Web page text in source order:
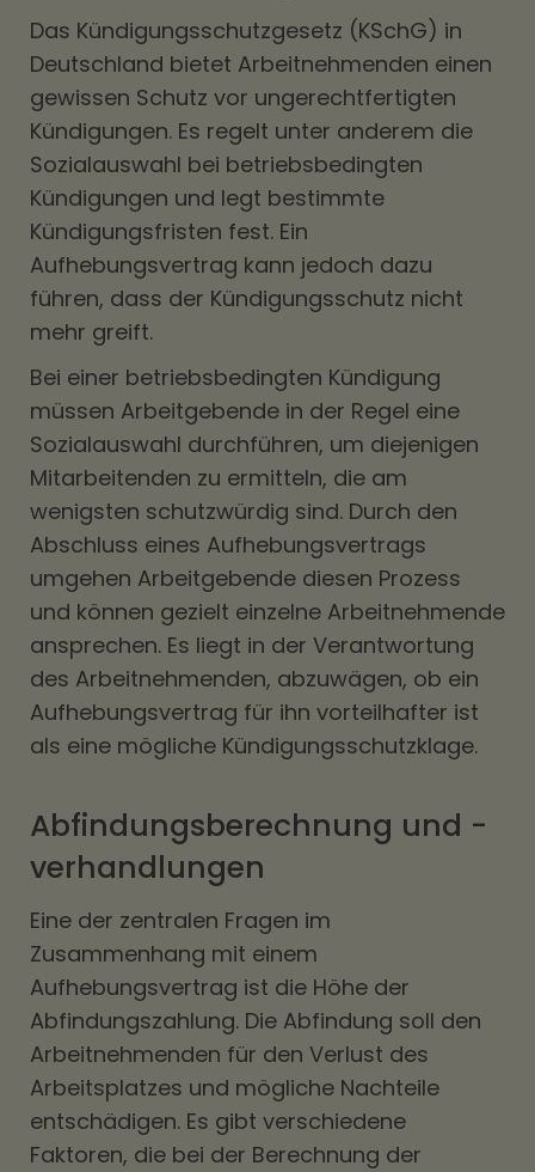
Das Kündigungsschutzgesetz (KSchG) in
Deutschland bietet Arbeitnehmenden einen
gewissen Schutz vor ungerechtfertigten
Kündigungen. Es regelt unter anderem die
Sozialauswahl bei betriebsbedingten
Kündigungen und legt bestimmte
Kündigungsfristen fest. Ein
Aufhebungsvertrag kann jedoch dazu
führen, dass der Kündigungsschutz nicht
mehr greift.
Bei einer betriebsbedingten Kündigung
müssen Arbeitgebende in der Regel eine
Sozialauswahl durchführen, um diejenigen
Mitarbeitenden zu ermitteln, die am
wenigsten schutzwürdig sind. Durch den
Abschluss eines Aufhebungsvertrags
umgehen Arbeitgebende diesen Prozess
und können gezielt einzelne Arbeitnehmende
ansprechen. Es liegt in der Verantwortung
des Arbeitnehmenden, abzuwägen, ob ein
Aufhebungsvertrag für ihn vorteilhafter ist
als eine mögliche Kündigungsschutzklage.
Abfindungsberechnung und -
verhandlungen
Eine der zentralen Fragen im
Zusammenhang mit einem
Aufhebungsvertrag ist die Höhe der
Abfindungszahlung. Die Abfindung soll den
Arbeitnehmenden für den Verlust des
Arbeitsplatzes und mögliche Nachteile
entschädigen. Es gibt verschiedene
Faktoren, die bei der Berechnung der